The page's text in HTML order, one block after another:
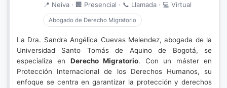
📍 Neiva · 🏢 Presencial · 📞 Llamada · 💻 Virtual
Abogado de Derecho Migratorio
La Dra. Sandra Angélica Cuevas Melendez, abogada de la
Universidad Santo Tomás de Aquino de Bogotá, se
especializa en Derecho Migratorio. Con un máster en
Protección Internacional de los Derechos Humanos, su
enfoque se centra en garantizar la protección y derechos